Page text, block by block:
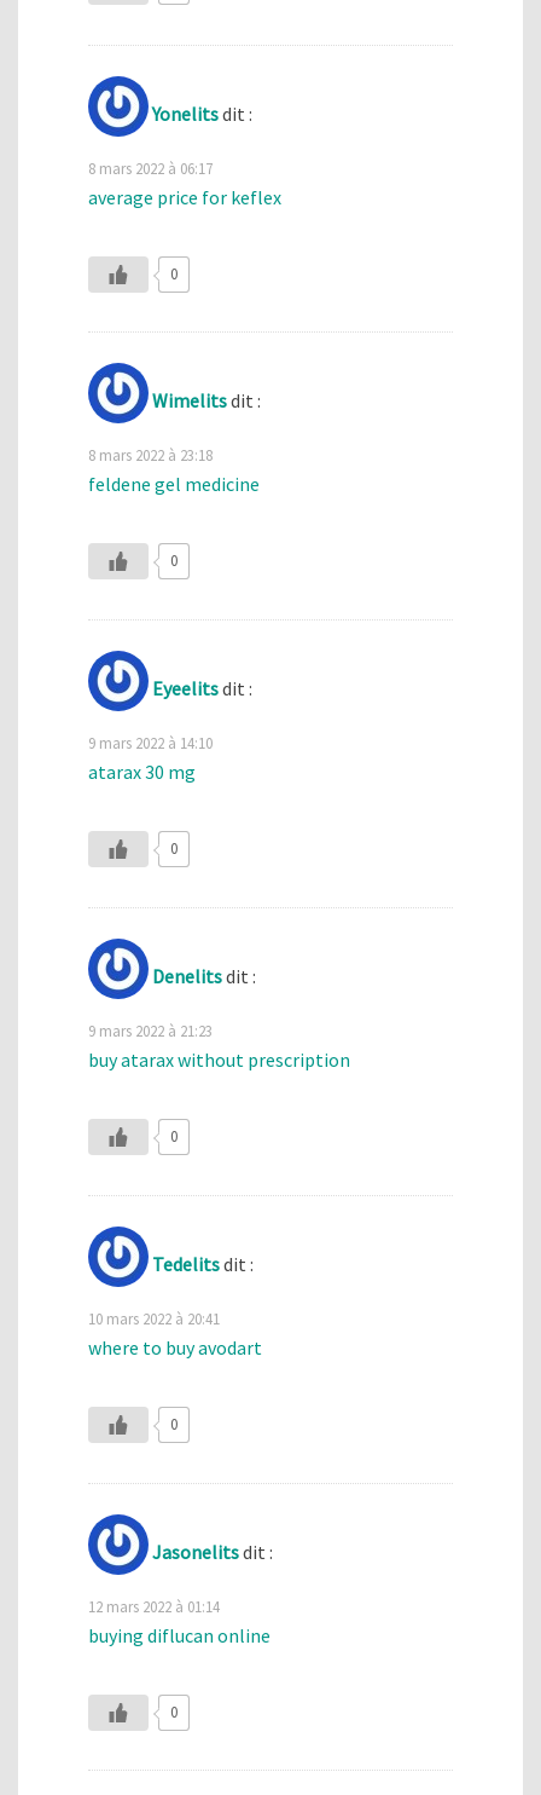
Yonelitsdit :
8 mars 2022 à 06:17
average price for keflex
0
Wimelitsdit :
8 mars 2022 à 23:18
feldene gel medicine
0
Eyeelitsdit :
9 mars 2022 à 14:10
atarax 30 mg
0
Denelitsdit :
9 mars 2022 à 21:23
buy atarax without prescription
0
Tedelitsdit :
10 mars 2022 à 20:41
where to buy avodart
0
Jasonelitsdit :
12 mars 2022 à 01:14
buying diflucan online
0